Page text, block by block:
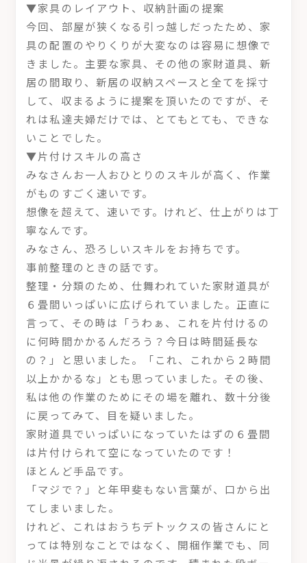
▼家具のレイアウト、収納計画の提案
今回、部屋が狭くなる引っ越しだったため、家
具の配置のやりくりが大変なのは容易に想像で
きました。主要な家具、その他の家財道具、新
居の間取り、新居の収納スペースと全てを採寸
して、収まるように提案を頂いたのですが、そ
れは私達夫婦だけでは、とてもとても、できな
いことでした。
▼片付けスキルの高さ
みなさんお一人おひとりのスキルが高く、作業
がものすごく速いです。
想像を超えて、速いです。けれど、仕上がりは丁
寧なんです。
みなさん、恐ろしいスキルをお持ちです。
事前整理のときの話です。
整理・分類のため、仕舞われていた家財道具が
６畳間いっぱいに広げられていました。正直に
言って、その時は「うわぁ、これを片付けるの
に何時間かかるんだろう？今日は時間延長な
の？」と思いました。「これ、これから２時間
以上かかるな」とも思っていました。その後、
私は他の作業のためにその場を離れ、数十分後
に戻ってみて、目を疑いました。
家財道具でいっぱいになっていたはずの６畳間
は片付けられて空になっていたのです！
ほとんど手品です。
「マジで？」と年甲斐もない言葉が、口から出
てしまいました。
けれど、これはおうちデトックスの皆さんにと
っては特別なことではなく、開梱作業でも、同